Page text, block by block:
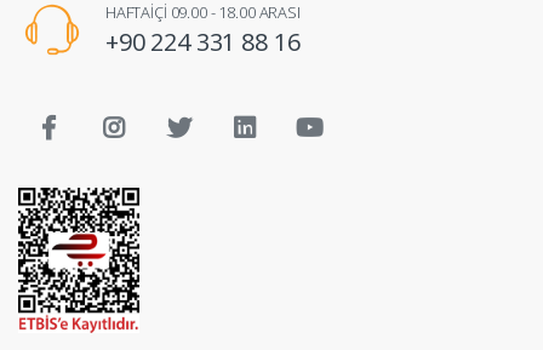
HAFTAİÇİ 09.00 - 18.00 ARASI
+90 224 331 88 16